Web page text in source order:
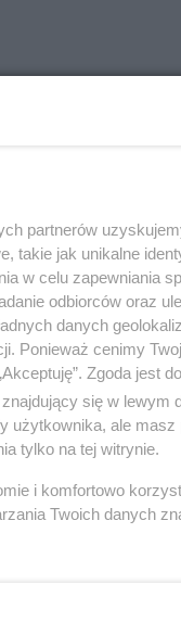
partnerów
takie jak unikalne
w celu zapewniania
odbiorców oraz
danych
Ponieważ cenimy
Zgoda jest
się w lewym
użytkownika, ale
tylko na tej witrynie.
i komfortowo
Twoich danych